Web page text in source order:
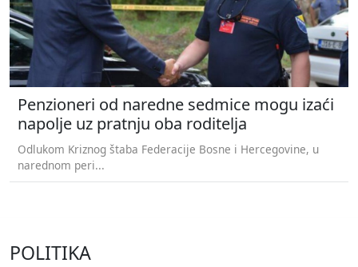
Penzioneri od naredne sedmice mogu izaći
napolje uz pratnju oba roditelja
Odlukom Kriznog štaba Federacije Bosne i Hercegovine, u
narednom peri...
POLITIKA